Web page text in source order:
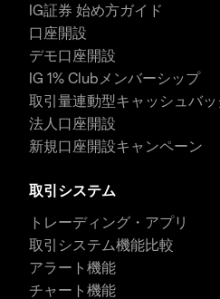
IG証券 始め方ガイド
口座開設
デモ口座開設
IG 1% Clubメンバーシップ
取引量連動型キャッシュバ
法人口座開設
新規口座開設キャンペーン
取引システム
トレーディング・アプリ
取引システム機能比較
アラート機能
チャート機能